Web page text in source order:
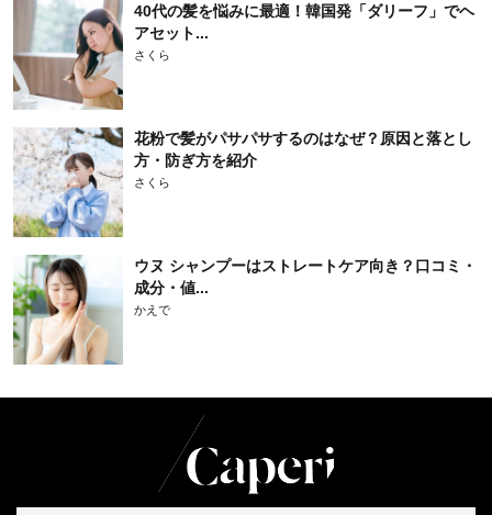
40代の髪を悩みに最適！韓国発「ダリーフ」でヘ
アセット...
さくら
花粉で髪がパサパサするのはなぜ？原因と落とし
方・防ぎ方を紹介
さくら
ウヌ シャンプーはストレートケア向き？口コミ・
成分・値...
かえで